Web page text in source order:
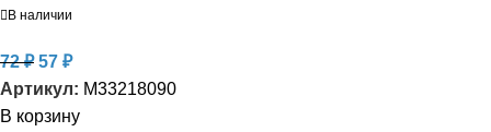
В наличии
72₽ 57 ₽
Артикул: M33218090
В корзину